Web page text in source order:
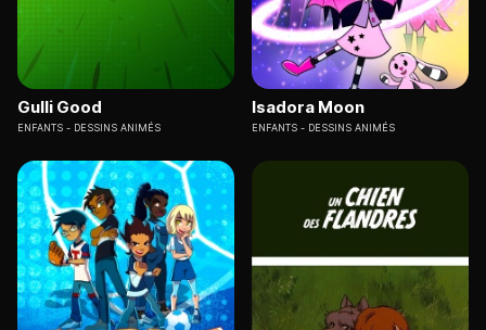
Gulli Good
ENFANTS DESSINS ANIMÉS
Isadora Moon
ENFANTS DESSINS ANIMÉS